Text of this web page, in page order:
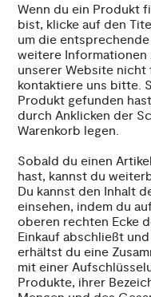
Wenn du ein Produkt
bist, klicke auf den
um die
weitere Informationen
unserer Website nicht
kontaktiere uns bitte.
Produkt gefunden
durch Anklicken der
Warenkorb legen.
Sobald du einen
hast, kannst du
Du kannst den Inhalt
einsehen, indem du
oberen rechten Ecke
Einkauf abschließt
erhältst du eine
mit einer
Produkte, ihrer